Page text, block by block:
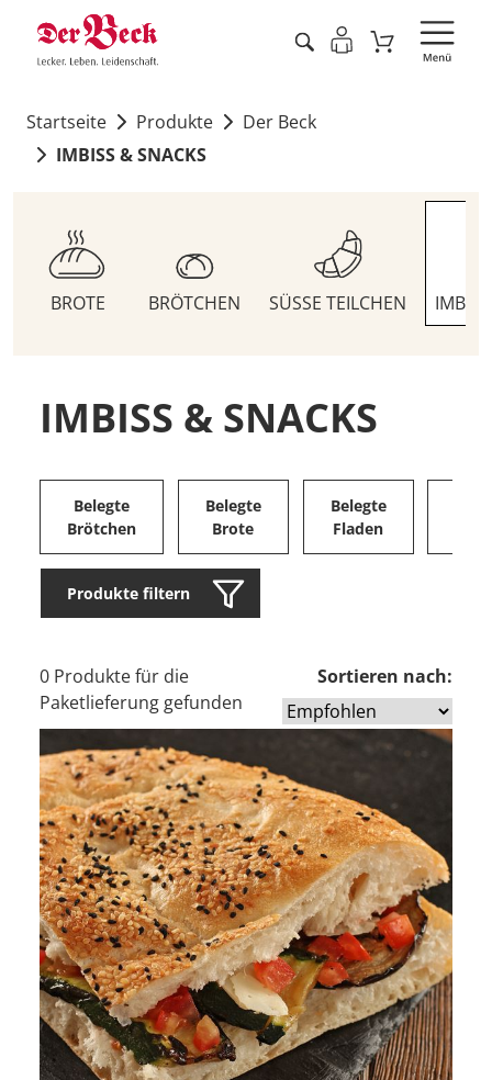
Startseite Produkte
Der Beck
IMBISS & SNACKS
BROTE BRÖTCHEN SÜSSE TEILCHEN
IMBISS & SNACKS
Belegte
Brötchen
Belegte
Brote
Belegte
Fladen
Produkte filtern
0 Produkte für die
Paketlieferung gefunden
Sortieren nach: